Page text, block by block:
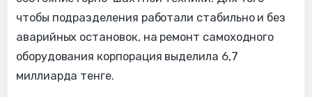
чтобы подразделения работали стабильно и без
аварийных остановок, на ремонт самоходного
оборудования корпорация выделила 6,7
миллиарда тенге.